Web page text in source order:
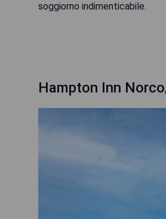
soggiorno indimenticabile.
Hampton Inn